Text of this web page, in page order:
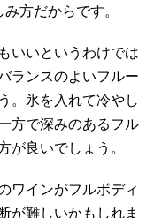
方だからです。
いいというわけでは
ランスのよいフルー
。氷を入れて冷やし
方で深みのあるフル
が良いでしょう。
ワインがフルボディ
が難しいかもしれま